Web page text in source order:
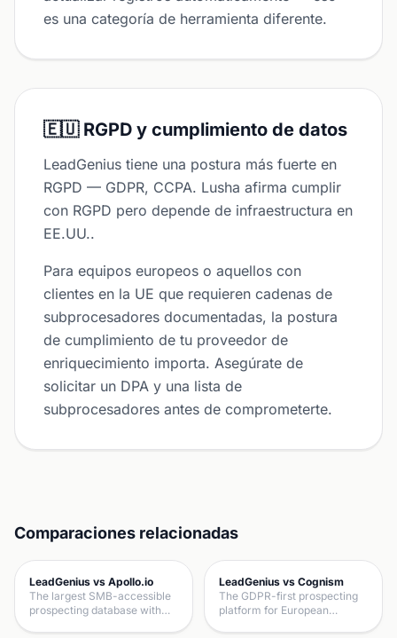
es una categoría de herramienta diferente.
🇪🇺 RGPD y cumplimiento de datos
LeadGenius tiene una postura más fuerte en
RGPD — GDPR, CCPA. Lusha afirma cumplir
con RGPD pero depende de infraestructura en
EE.UU..
Para equipos europeos o aquellos con
clientes en la UE que requieren cadenas de
subprocesadores documentadas, la postura
de cumplimiento de tu proveedor de
enriquecimiento importa. Asegúrate de
solicitar un DPA y una lista de
subprocesadores antes de comprometerte.
Comparaciones relacionadas
LeadGenius vs Apollo.io
The largest SMB-accessible
prospecting database with…
LeadGenius vs Cognism
The GDPR-first prospecting
platform for European…